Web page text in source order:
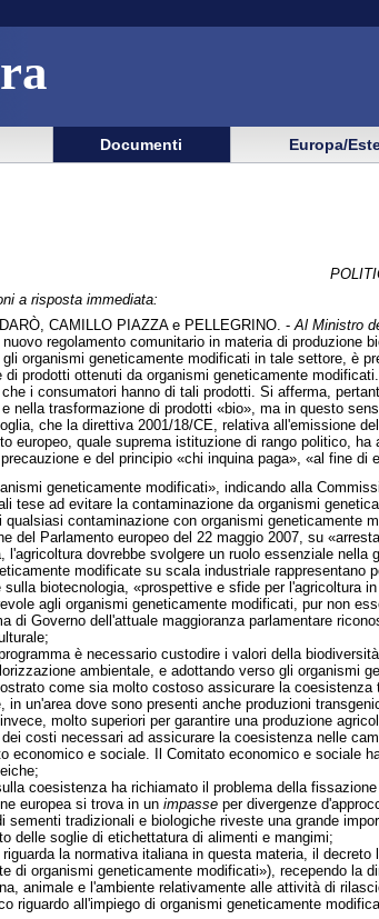
Documenti Europa/
a risposta immediata:
CAMILLO PIAZZA e PELLEGRINO. - Al Ministro
regolamento comunitario in materia di produzione
gli organismi geneticamente modificati in tale settore, è
di prodotti ottenuti da organismi geneticamente
i consumatori hanno di tali prodotti. Si afferma,
nella trasformazione di prodotti «bio», ma in questo
che la direttiva 2001/18/CE, relativa all'emissione
europeo, quale suprema istituzione di rango politico,
e del principio «chi inquina paga», «al fine
geneticamente modificati», indicando alla
tese ad evitare la contaminazione da organismi
qualsiasi contaminazione con organismi geneticamente
del Parlamento europeo del 22 maggio 2007, su
l'agricoltura dovrebbe svolgere un ruolo essenziale
modificate su scala industriale rappresentano
sulla biotecnologia, «prospettive e sfide per l'agricoltura
agli organismi geneticamente modificati, pur non
di Governo dell'attuale maggioranza parlamentare
è necessario custodire i valori della
ambientale, e adottando verso gli organismi
come sia molto costoso assicurare la coesistenza
in un'area dove sono presenti anche produzioni
molto superiori per garantire una produzione
costi necessari ad assicurare la coesistenza nelle
economico e sociale. Il Comitato economico e sociale
coesistenza ha richiamato il problema della
europea si trova in un impasseper divergenze
sementi tradizionali e biologiche riveste una grande
delle soglie di etichettatura di alimenti e mangimi;
la normativa italiana in questa materia, il
di organismi geneticamente modificati»), recependo la
animale e l'ambiente relativamente alle attività di
riguardo all'impiego di organismi geneticamente